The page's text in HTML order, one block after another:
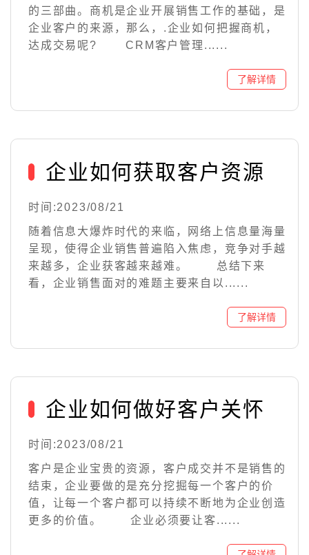
的三部曲。商机是企业开展销售工作的基础，是
企业客户的来源，那么，.企业如何把握商机，
达成交易呢? CRM客户管理......
企业如何获取客户资源
时间:2023/08/21
随着信息大爆炸时代的来临，网络上信息量海量
呈现，使得企业销售普遍陷入焦虑，竞争对手越
来越多，企业获客越来越难。 总结下来
看，企业销售面对的难题主要来自以......
企业如何做好客户关怀
时间:2023/08/21
客户是企业宝贵的资源，客户成交并不是销售的
结束，企业要做的是充分挖掘每一个客户的价
值，让每一个客户都可以持续不断地为企业创造
更多的价值。 企业必须要让客......